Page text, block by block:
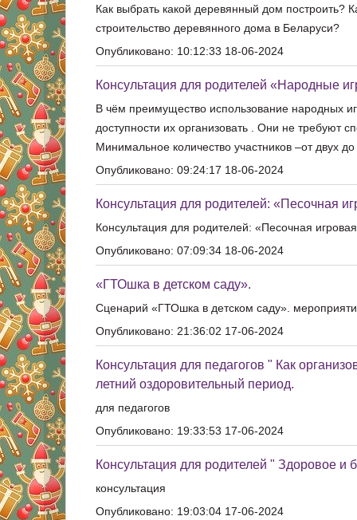
Как выбрать какой деревянный дом построить?
строительство деревянного дома в Беларуси?
Опубликовано: 10:12:33 18-06-2024
Консультация для родителей «Народные
В чём преимущество использование народных
доступности их организовать . Они не требуют
Минимальное количество участников –от двух
Опубликовано: 09:24:17 18-06-2024
Консультация для родителей: «Песочная
Консультация для родителей: «Песочная
Опубликовано: 07:09:34 18-06-2024
«ГТОшка в детском саду».
Сценарий «ГТОшка в детском саду».
Опубликовано: 21:36:02 17-06-2024
Консультация для педагогов " Как
летний оздоровительный период.
для педагогов
Опубликовано: 19:33:53 17-06-2024
Консультация для родителей " Здоровое и
консультация
Опубликовано: 19:03:04 17-06-2024